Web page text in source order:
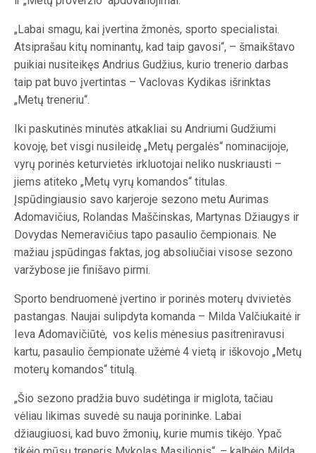
„Labai smagu, kai įvertina žmonės, sporto specialistai.
Atsiprašau kitų nominantų, kad taip gavosi“, – šmaikštavo
puikiai nusiteikęs Andrius Gudžius, kurio trenerio darbas
taip pat buvo įvertintas – Vaclovas Kydikas išrinktas
„Metų treneriu“.
Iki paskutinės minutės atkakliai su Andriumi Gudžiumi
kovoję, bet visgi nusileidę „Metų pergalės“ nominacijoje,
vyrų porinės keturvietės irkluotojai neliko nuskriausti –
jiems atiteko „Metų vyrų komandos“ titulas.
Įspūdingiausio savo karjeroje sezono metu Aurimas
Adomavičius, Rolandas Maščinskas, Martynas Džiaugys ir
Dovydas Nemeravičius tapo pasaulio čempionais. Ne
mažiau įspūdingas faktas, jog absoliučiai visose sezono
varžybose jie finišavo pirmi.
Sporto bendruomenė įvertino ir porinės moterų dvivietės
pastangas. Naujai sulipdyta komanda – Milda Valčiukaitė ir
Ieva Adomavičiūtė, vos kelis mėnesius pasitreniravusi
kartu, pasaulio čempionate užėmė 4 vietą ir iškovojo „Metų
moterų komandos“ titulą.
„Šio sezono pradžia buvo sudėtinga ir miglota, tačiau
vėliau likimas suvedė su nauja porininke. Labai
džiaugiuosi, kad buvo žmonių, kurie mumis tikėjo. Ypač